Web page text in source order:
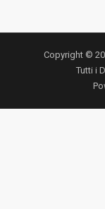
Copyright ©
Tutti i